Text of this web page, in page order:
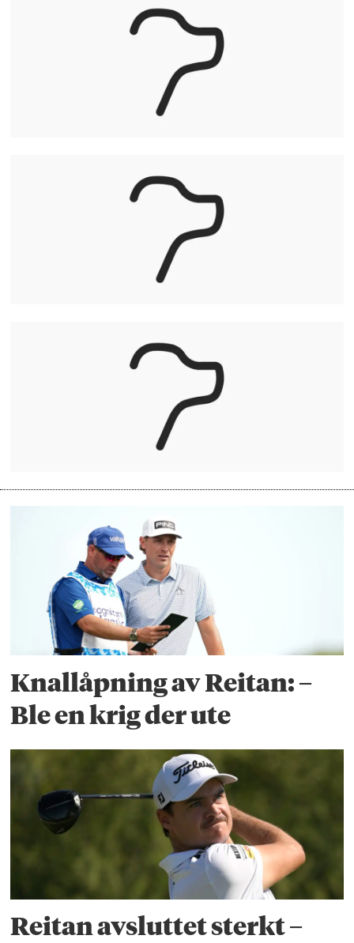
Knallåpning av Reitan: –
Ble en krig der ute
Reitan avsluttet sterkt –